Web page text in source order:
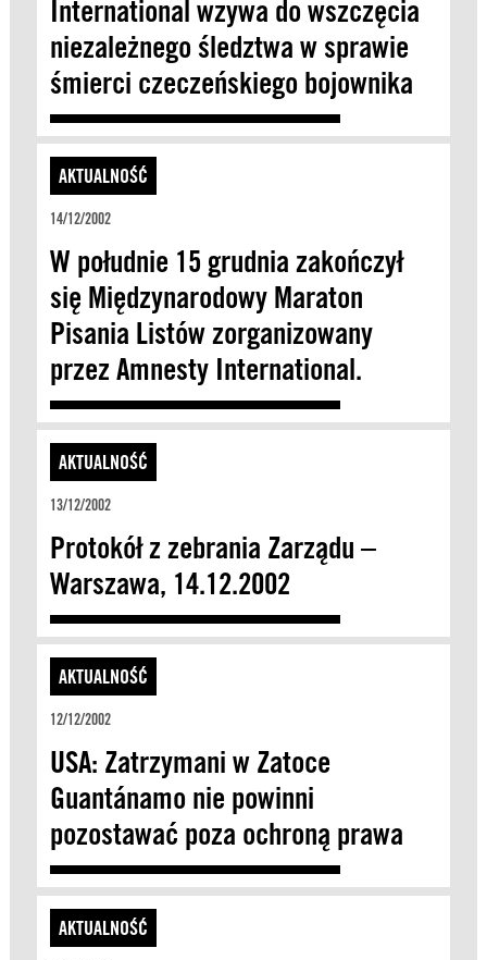
International wzywa do wszczęcia
niezależnego śledztwa w sprawie
śmierci czeczeńskiego bojownika
AKTUALNOŚĆ
14/12/2002
W południe 15 grudnia zakończył
się Międzynarodowy Maraton
Pisania Listów zorganizowany
przez Amnesty International.
AKTUALNOŚĆ
13/12/2002
Protokół z zebrania Zarządu –
Warszawa, 14.12.2002
AKTUALNOŚĆ
12/12/2002
USA: Zatrzymani w Zatoce
Guantánamo nie powinni
pozostawać poza ochroną prawa
AKTUALNOŚĆ